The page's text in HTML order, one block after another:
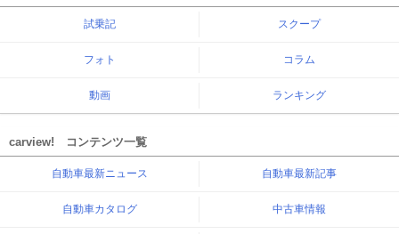
試乗記 スクープ
フォト コラム
動画 ランキング
carview! コンテンツ一覧
自動車最新ニュース 自動車最新記事
自動車カタログ 中古車情報